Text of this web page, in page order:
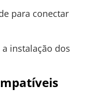
para conectar
instalação dos